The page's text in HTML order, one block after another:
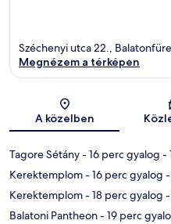
Széchenyi utca 22.,
Megnézem a térképen
A közelben
Tagore Sétány- 16 perc gyalog -
Kerektemplom- 16 perc gyalog
Kerektemplom- 18 perc gyalog
Balatoni Pantheon- 19 perc